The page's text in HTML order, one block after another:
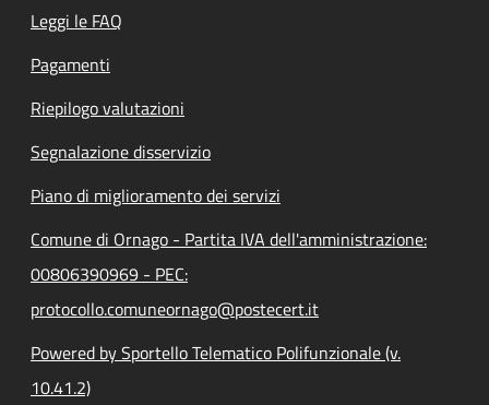
Leggi le FAQ
Pagamenti
Riepilogo valutazioni
Segnalazione disservizio
Piano di miglioramento dei servizi
Comune di Ornago - Partita IVA dell'amministrazione:
00806390969 - PEC:
protocollo.comuneornago@postecert.it
Powered by Sportello Telematico Polifunzionale (v.
10.41.2)